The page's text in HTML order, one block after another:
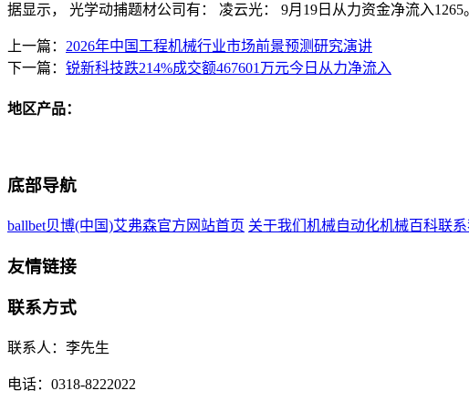
据显示， 光学动捕题材公司有： 凌云光： 9月19日从力资金净流入
上一篇： 2026年中国工程机械行业市场前景预测研究演讲
下一篇： 锐新科技跌214%成交额467601万元今日从力净流入
地区产品：
底部导航
ballbet贝博(中国)艾弗森官方网站首页 关于我们 机械自动化机械百科联系
友情链接
联系方式
联系人：李先生
电话：0318-8222022